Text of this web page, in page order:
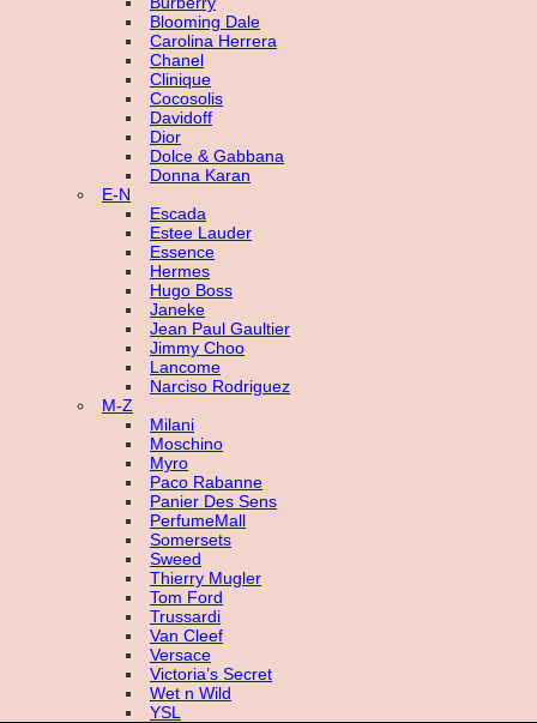
Blooming Dale
Carolina Herrera
Chanel
Clinique
Cocosolis
Davidoff
Dior
Dolce & Gabbana
Donna Karan
E-N
Escada
Estee Lauder
Essence
Hermes
Hugo Boss
Janeke
Jean Paul Gaultier
Jimmy Choo
Lancome
Narciso Rodriguez
M-Z
Milani
Moschino
Myro
Paco Rabanne
Panier Des Sens
PerfumeMall
Somersets
Sweed
Thierry Mugler
Tom Ford
Trussardi
Van Cleef
Versace
Victoria’s Secret
Wet n Wild
YSL